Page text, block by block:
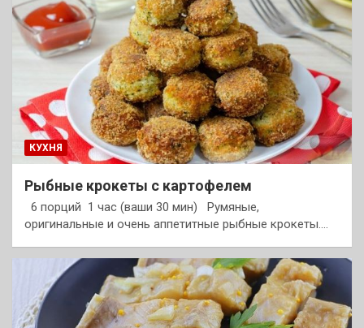
КУХНЯ
Рыбные крокеты с картофелем
6 порций 1 час (ваши 30 мин) Румяные,
оригинальные и очень аппетитные рыбные крокеты.…